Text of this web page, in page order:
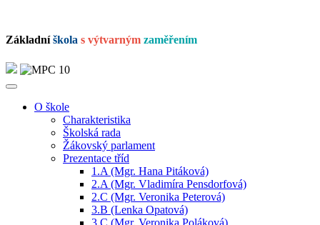
Základníškola s výtvarným zaměřením
O škole
Charakteristika
Školská rada
Žákovský parlament
Prezentace tříd
1.A (Mgr. Hana Pitáková)
2.A (Mgr. Vladimíra Pensdorfová)
2.C (Mgr. Veronika Peterová)
3.B (Lenka Opatová)
3.C (Mgr. Veronika Poláková)